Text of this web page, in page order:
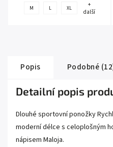
M L XL
+
další
Popis Podobné
Detailní popis
Dlouhé sportovní ponožky
moderní délce s celoplošným
nápisem Maloja.